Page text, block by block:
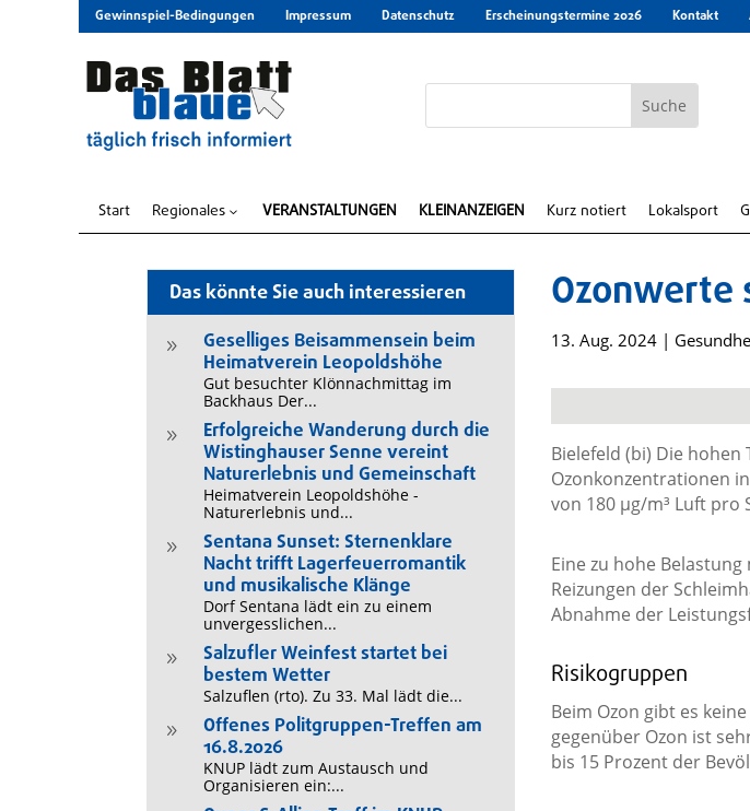
Gewinnspiel-Bedingungen Impressum Datenschutz Erscheinungstermine 2026 Kontakt
Start Regionales 3 VERANSTALTUNGEN KLEINANZEIGEN Kurz notiert Lokalsport
Das könnte Sie auch interessieren
9
Geselliges Beisammensein beim
Heimatverein Leopoldshöhe
Gut besuchter Klönnachmittag im
Backhaus Der...
9
Erfolgreiche Wanderung durch die
Wistinghauser Senne vereint
Naturerlebnis und Gemeinschaft
Heimatverein Leopoldshöhe -
Naturerlebnis und...
9
Sentana Sunset: Sternenklare
Nacht trifft Lagerfeuerromantik
und musikalische Klänge
Dorf Sentana lädt ein zu einem
unvergesslichen...
9
Salzufler Weinfest startet bei
bestem Wetter
Salzuflen (rto). Zu 33. Mal lädt die...
9
Offenes Politgruppen-Treffen am
16.8.2026
KNUP lädt zum Austausch und
Organisieren ein:...
Ozonwerte
13. Aug. 2024|
Bielefeld (bi) Die
Ozonkonzentrationen
von 180 µg/m³ Luft
Eine zu hohe
Reizungen der
Abnahme der
Risikogruppen
Beim Ozon gibt es
gegenüber Ozon ist
bis 15 Prozent der